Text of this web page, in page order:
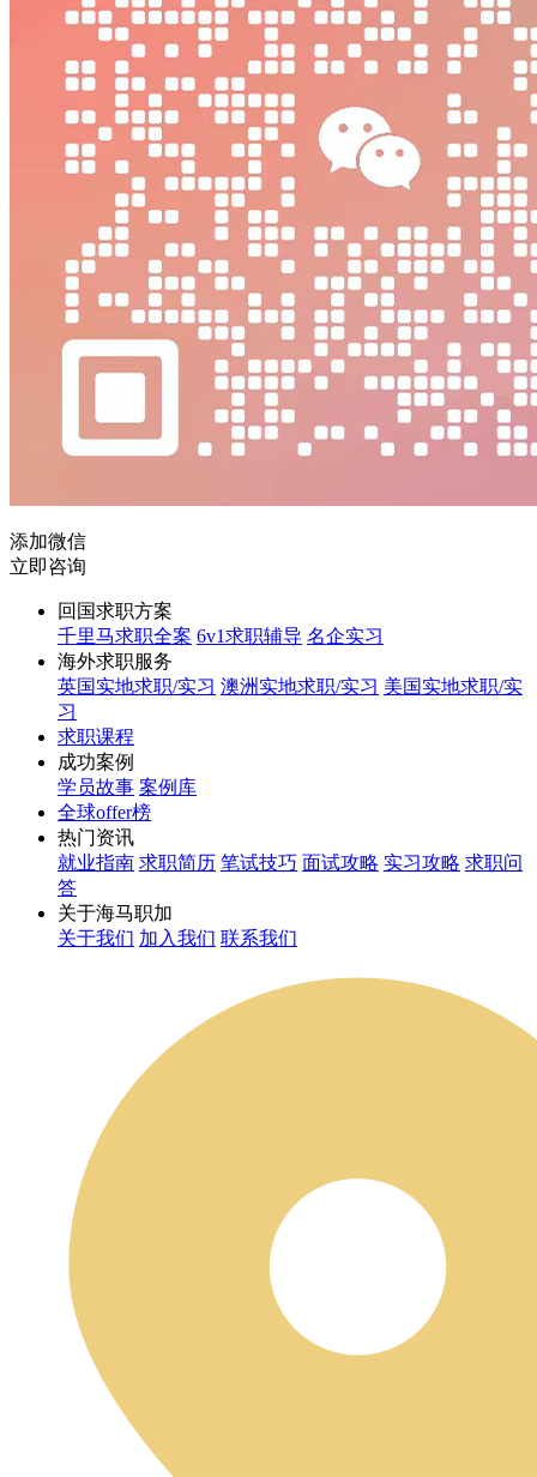
添加微信
立即咨询
回国求职方案
千里马求职全案 6v1求职辅导 名企实习
海外求职服务
英国实地求职/实习 澳洲实地求职/实习 美国实地求职/实
习
求职课程
成功案例
学员故事 案例库
全球offer榜
热门资讯
就业指南 求职简历 笔试技巧 面试攻略 实习攻略 求职问
答
关于海马职加
关于我们 加入我们 联系我们